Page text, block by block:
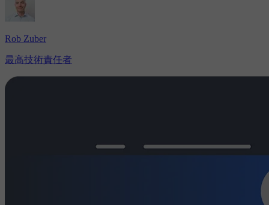
Rob Zuber
最高技術責任者